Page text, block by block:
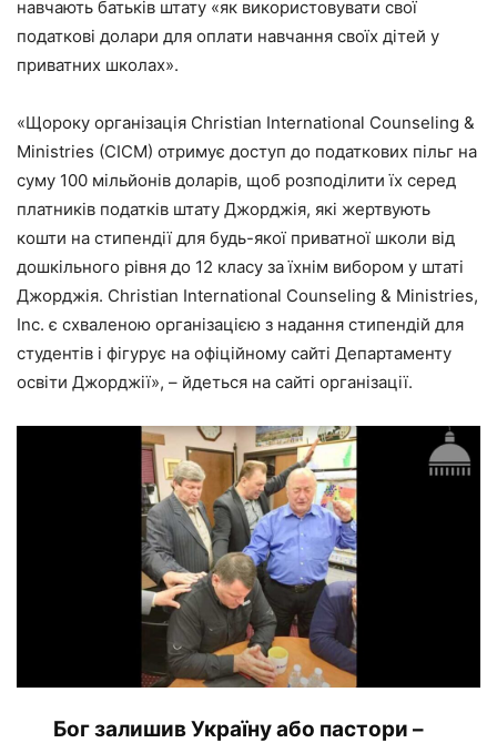
навчають батьків штату «як використовувати свої
податкові долари для оплати навчання своїх дітей у
приватних школах».
«Щороку організація Christian International Counseling &
Ministries (CICM) отримує доступ до податкових пільг на
суму 100 мільйонів доларів, щоб розподілити їх серед
платників податків штату Джорджія, які жертвують
кошти на стипендії для будь-якої приватної школи від
дошкільного рівня до 12 класу за їхнім вибором у штаті
Джорджія. Christian International Counseling & Ministries,
Inc. є схваленою організацією з надання стипендій для
студентів і фігурує на офіційному сайті Департаменту
освіти Джорджії», – йдеться на сайті організації.
Бог залишив Україну або пастори –